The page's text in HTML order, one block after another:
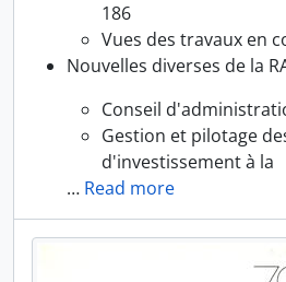
186
Vues des travaux en
Nouvelles diverses de la
Conseil
Gestion et pilotage
d'investissement à la
… Read more